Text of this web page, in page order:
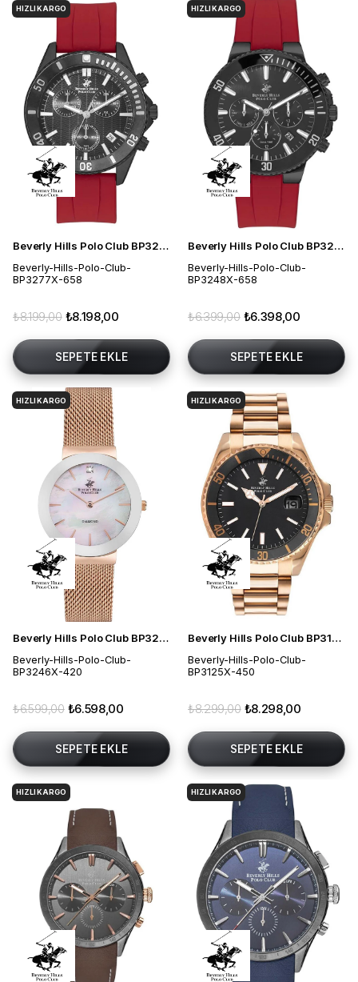
Beverly Hills Polo Club BP3277X.658 Erkek Kol Saati
Beverly-Hills-Polo-Club-
BP3277X-658
₺8.198,00
₺8.199,00
SEPETE EKLE
HIZLI KARGO
Beverly Hills Polo Club BP3248X.658 Erkek Kol Saati
Beverly-Hills-Polo-Club-
BP3248X-658
₺6.398,00
₺6.399,00
SEPETE EKLE
HIZLI KARGO
Beverly Hills Polo Club BP3246X.420 Kadın Kol Saati
Beverly-Hills-Polo-Club-
BP3246X-420
₺6.598,00
₺6.599,00
SEPETE EKLE
HIZLI KARGO
Beverly Hills Polo Club BP3125X.450 Erkek Kol Saati
Beverly-Hills-Polo-Club-
BP3125X-450
₺8.298,00
₺8.299,00
SEPETE EKLE
HIZLI KARGO
HIZLI KARGO HIZLI KARGO